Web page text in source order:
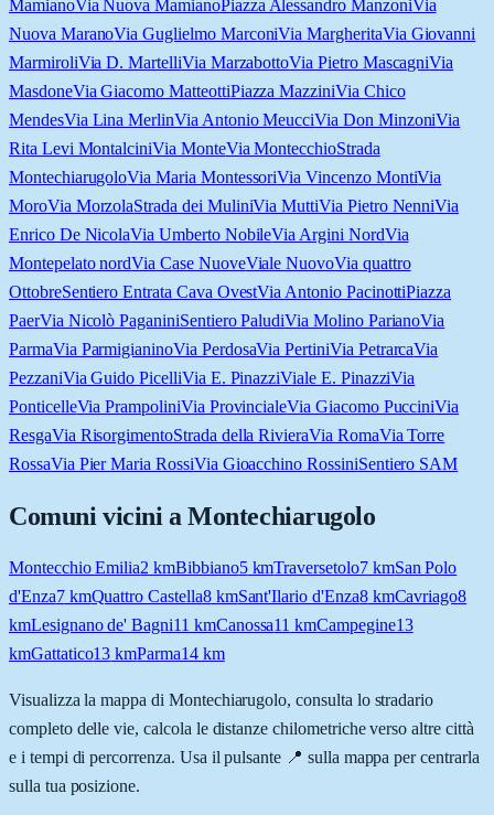
MamianoVia Nuova MamianoPiazza Alessandro ManzoniVia
Nuova MaranoVia Guglielmo MarconiVia MargheritaVia Giovanni
MarmiroliVia D. MartelliVia MarzabottoVia Pietro MascagniVia
MasdoneVia Giacomo MatteottiPiazza MazziniVia Chico
MendesVia Lina MerlinVia Antonio MeucciVia Don MinzoniVia
Rita Levi MontalciniVia MonteVia MontecchioStrada
MontechiarugoloVia Maria MontessoriVia Vincenzo MontiVia
MoroVia MorzolaStrada dei MuliniVia MuttiVia Pietro NenniVia
Enrico De NicolaVia Umberto NobileVia Argini NordVia
Montepelato nordVia Case NuoveViale NuovoVia quattro
OttobreSentiero Entrata Cava OvestVia Antonio PacinottiPiazza
PaerVia Nicolò PaganiniSentiero PaludiVia Molino ParianoVia
ParmaVia ParmigianinoVia PerdosaVia PertiniVia PetrarcaVia
PezzaniVia Guido PicelliVia E. PinazziViale E. PinazziVia
PonticelleVia PrampoliniVia ProvincialeVia Giacomo PucciniVia
ResgaVia RisorgimentoStrada della RivieraVia RomaVia Torre
RossaVia Pier Maria RossiVia Gioacchino RossiniSentiero SAM
Comuni vicini aMontechiarugolo
Montecchio Emilia2 kmBibbiano5kmTraversetolo7kmSan Polo
d'Enza7kmQuattro Castella8kmSant'Ilario d'Enza8kmCavriago8
kmLesignano de' Bagni11 kmCanossa11 kmCampegine13
kmGattatico13 kmParma14km
Visualizza la mappa di Montechiarugolo, consulta lo stradario
completo delle vie, calcola le distanze chilometriche verso altre città
e i tempi di percorrenza. Usa il pulsante 📍 sulla mappa per centrarla
sulla tua posizione.